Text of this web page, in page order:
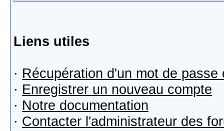
Liens utiles
· Récupération d'un mot de passe
· Enregistrer un nouveau compte
· Notre documentation
· Contacter l'administrateur des